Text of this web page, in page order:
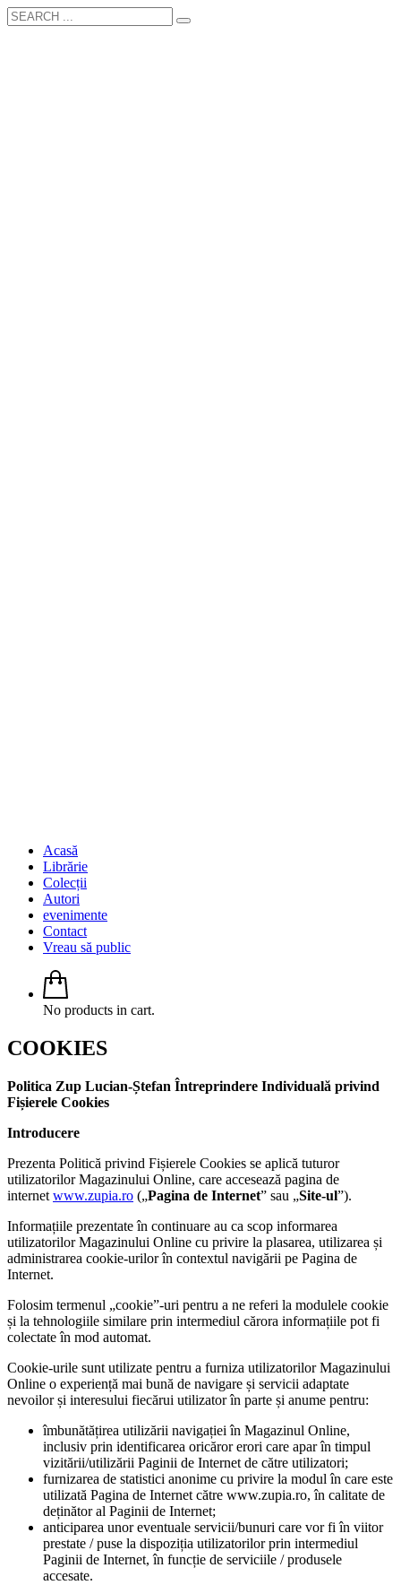
Acasă
Librărie
Colecții
Autori
evenimente
Contact
Vreau să public
No products in cart.
COOKIES
Politica Zup Lucian-Ștefan Întreprindere Individuală privind
Fișierele Cookies
Introducere
Prezenta Politică privind Fișierele Cookies se aplică tuturor
utilizatorilor Magazinului Online, care accesează pagina de
internet www.zupia.ro („Pagina de Internet” sau „Site-ul”).
Informațiile prezentate în continuare au ca scop informarea
utilizatorilor Magazinului Online cu privire la plasarea, utilizarea și
administrarea cookie-urilor în contextul navigării pe Pagina de
Internet.
Folosim termenul „cookie”-uri pentru a ne referi la modulele cookie
și la tehnologiile similare prin intermediul cărora informațiile pot fi
colectate în mod automat.
Cookie-urile sunt utilizate pentru a furniza utilizatorilor Magazinului
Online o experiență mai bună de navigare și servicii adaptate
nevoilor și interesului fiecărui utilizator în parte și anume pentru:
îmbunătățirea utilizării navigației în Magazinul Online,
inclusiv prin identificarea oricăror erori care apar în timpul
vizitării/utilizării Paginii de Internet de către utilizatori;
furnizarea de statistici anonime cu privire la modul în care este
utilizată Pagina de Internet către www.zupia.ro, în calitate de
deținător al Paginii de Internet;
anticiparea unor eventuale servicii/bunuri care vor fi în viitor
prestate / puse la dispoziția utilizatorilor prin intermediul
Paginii de Internet, în funcție de serviciile / produsele
accesate.